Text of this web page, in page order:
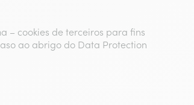
– cookies de terceiros para fins
ao abrigo do Data Protection